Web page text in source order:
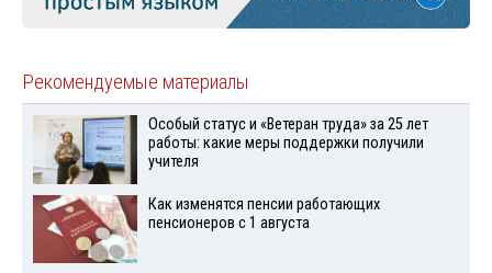
Рекомендуемые материалы
Особый статус и «Ветеран труда» за 25 лет
работы: какие меры поддержки получили
учителя
Как изменятся пенсии работающих
пенсионеров с 1 августа